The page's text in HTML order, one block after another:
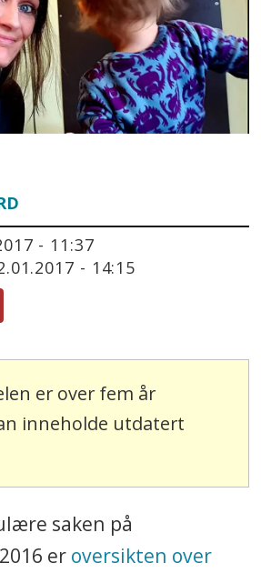
- 11:37
- 14:15
er over fem år
inneholde utdatert
saken på
er oversikten over